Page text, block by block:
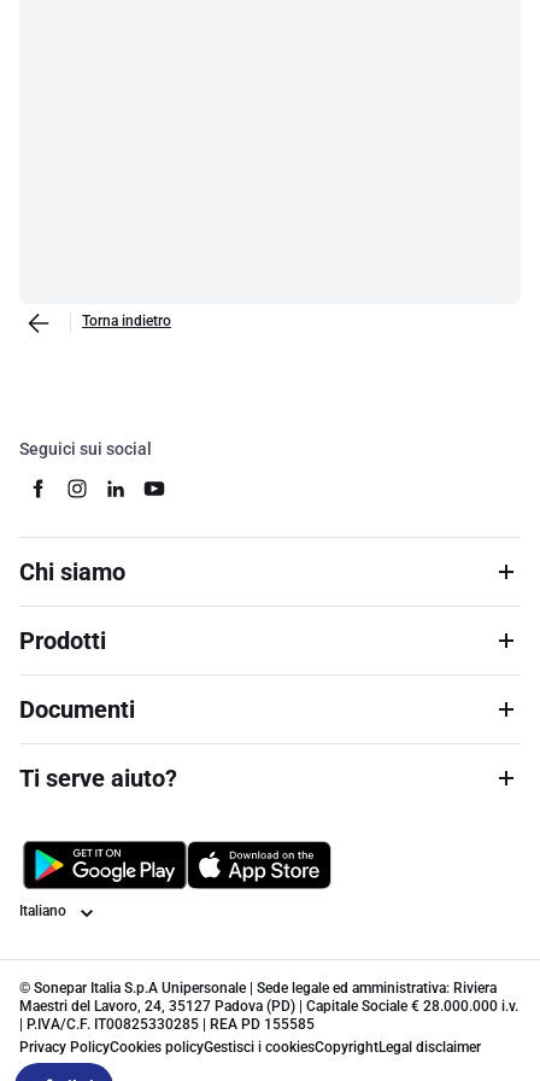
Torna indietro
Seguici sui social
Chi siamo
Prodotti
Documenti
Ti serve aiuto?
Lingua
© Sonepar Italia S.p.A Unipersonale | Sede legale ed amministrativa: Riviera
Maestri del Lavoro, 24, 35127 Padova (PD) | Capitale Sociale € 28.000.000 i.v.
| P.IVA/C.F. IT00825330285 | REA PD 155585
Privacy PolicyCookies policyGestisci i cookiesCopyrightLegal disclaimer